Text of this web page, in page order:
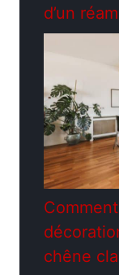
d’un
chêne